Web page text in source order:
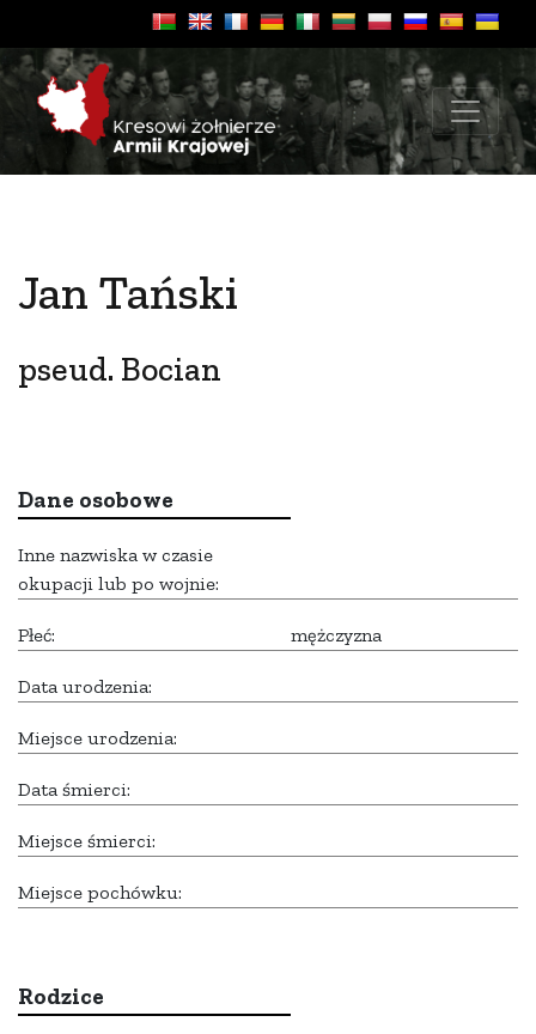
Jan Tański
pseud. Bocian
Dane osobowe
Inne nazwiska w czasie
okupacji lub po wojnie:
Płeć: mężczyzna
Data urodzenia:
Miejsce urodzenia:
Data śmierci:
Miejsce śmierci:
Miejsce pochówku:
Rodzice